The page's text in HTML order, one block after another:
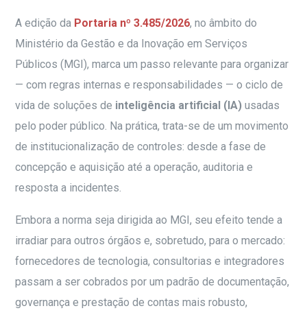
A edição da Portaria nº 3.485/2026, no âmbito do
Ministério da Gestão e da Inovação em Serviços
Públicos (MGI), marca um passo relevante para organizar
— com regras internas e responsabilidades — o ciclo de
vida de soluções de inteligência artificial (IA)usadas
pelo poder público. Na prática, trata-se de um movimento
de institucionalização de controles: desde a fase de
concepção e aquisição até a operação, auditoria e
resposta a incidentes.
Embora a norma seja dirigida ao MGI, seu efeito tende a
irradiar para outros órgãos e, sobretudo, para o mercado:
fornecedores de tecnologia, consultorias e integradores
passam a ser cobrados por um padrão de documentação,
governança e prestação de contas mais robusto,